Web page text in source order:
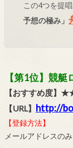
この4つを提
予想の極み」
【第1位】競艇
【おすすめ
【URL】 http://
【登録方法】
メールアドレスのみ